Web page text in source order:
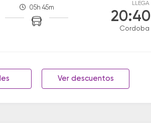
05h 45m
LLEGA
20:40
Cordoba
Ver descuentos